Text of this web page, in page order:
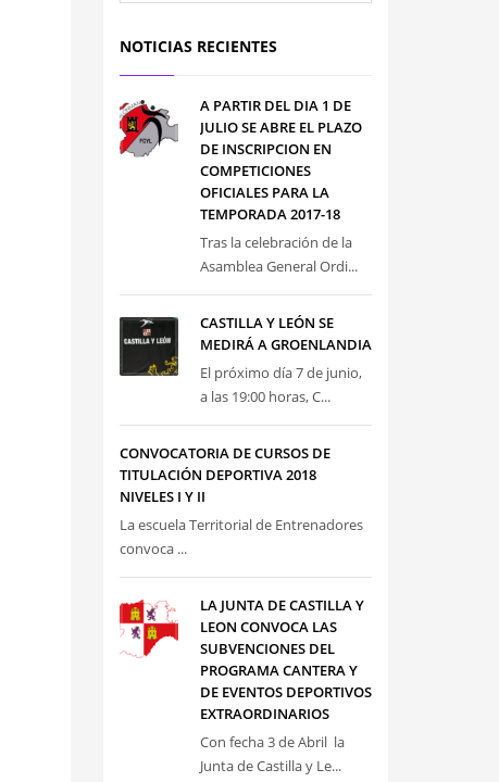
NOTICIAS RECIENTES
A PARTIR DEL DIA 1 DE
JULIO SE ABRE EL PLAZO
DE INSCRIPCION EN
COMPETICIONES
OFICIALES PARA LA
TEMPORADA 2017-18
Tras la celebración de la
Asamblea General Ordi...
CASTILLA Y LEÓN SE
MEDIRÁ A GROENLANDIA
El próximo día 7 de junio,
a las 19:00 horas, C...
CONVOCATORIA DE CURSOS DE
TITULACIÓN DEPORTIVA 2018
NIVELES I Y II
La escuela Territorial de Entrenadores
convoca ...
LA JUNTA DE CASTILLA Y
LEON CONVOCA LAS
SUBVENCIONES DEL
PROGRAMA CANTERA Y
DE EVENTOS DEPORTIVOS
EXTRAORDINARIOS
Con fecha 3 de Abril la
Junta de Castilla y Le...